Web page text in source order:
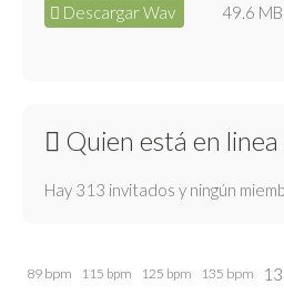
Descargar Wav 49.6 MB
Quien está en linea
Hay 313 invitados y ningún
89 bpm 115 bpm 125 bpm 135 bpm